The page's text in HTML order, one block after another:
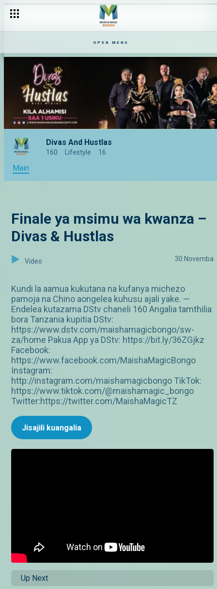
OPEN MENU
Divas And Hustlas
160 Lifestyle 16
Main
Finale ya msimu wa kwanza –
Divas & Hustlas
Video 30 Novemba
Kundi la aamua kukutana na kufanya michezo
pamoja na Chino aongelea kuhusu ajali yake. —
Endelea kutazama DStv chaneli 160 Angalia tamthilia
bora Tanzania kupitia DStv:
https://www.dstv.com/maishamagicbongo/sw-
za/home Pakua App ya DStv: https://bit.ly/36ZGjkz
Facebook:
https://www.facebook.com/MaishaMagicBongo
Instagram:
http://instagram.com/maishamagicbongo TikTok:
https://www.tiktok.com/@maishamagic_bongo
Twitter:https://twitter.com/MaishaMagicTZ
Jisajili kuangalia
Up Next